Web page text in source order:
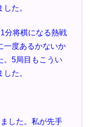
た。
分将棋になる熱戦
一度あるかないか
。5局目もこうい
た。
した。私が先手